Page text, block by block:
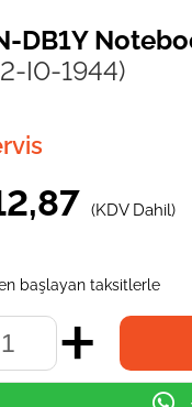
DB1Y
I0-1944)
(KDV Dahil)
başlayan taksitlerle